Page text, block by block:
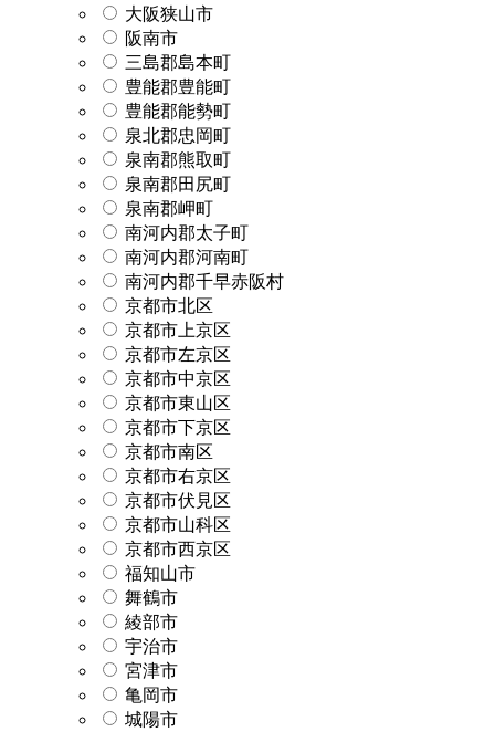
大阪狭山市
阪南市
三島郡島本町
豊能郡豊能町
豊能郡能勢町
泉北郡忠岡町
泉南郡熊取町
泉南郡田尻町
泉南郡岬町
南河内郡太子町
南河内郡河南町
南河内郡千早赤阪村
京都市北区
京都市上京区
京都市左京区
京都市中京区
京都市東山区
京都市下京区
京都市南区
京都市右京区
京都市伏見区
京都市山科区
京都市西京区
福知山市
舞鶴市
綾部市
宇治市
宮津市
亀岡市
城陽市